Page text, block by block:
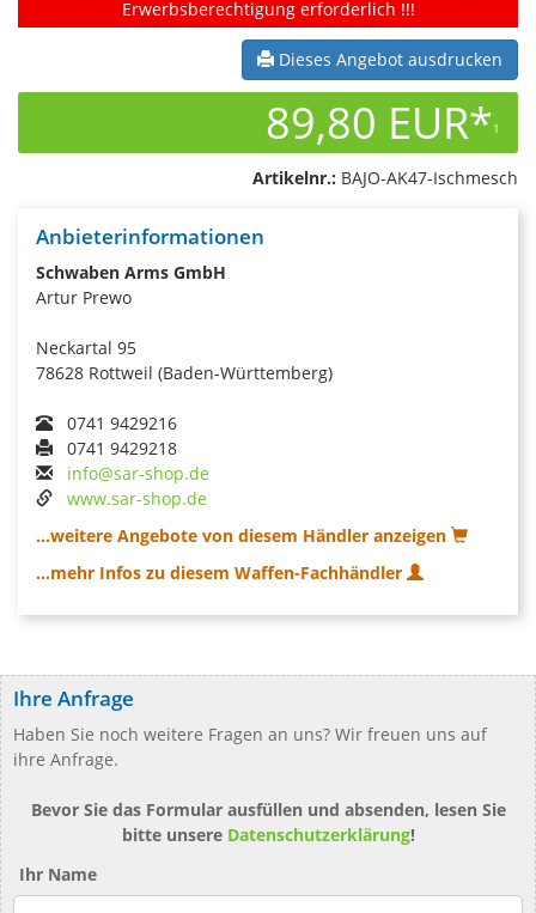
Erwerbsberechtigung erforderlich !!!
Dieses Angebot ausdrucken
89,80 EUR*1
Artikelnr.: BAJO-AK47-Ischmesch
Anbieterinformationen
Schwaben Arms GmbH
Artur Prewo
Neckartal 95
78628 Rottweil (Baden-Württemberg)
0741 9429216
0741 9429218
info@sar-shop.de
www.sar-shop.de
...weitere Angebote von diesem Händler anzeigen
...mehr Infos zu diesem Waffen-Fachhändler
Ihre Anfrage
Haben Sie noch weitere Fragen an uns? Wir freuen uns auf
ihre Anfrage.
Bevor Sie das Formular ausfüllen und absenden, lesen Sie
bitte unsere Datenschutzerklärung!
Ihr Name